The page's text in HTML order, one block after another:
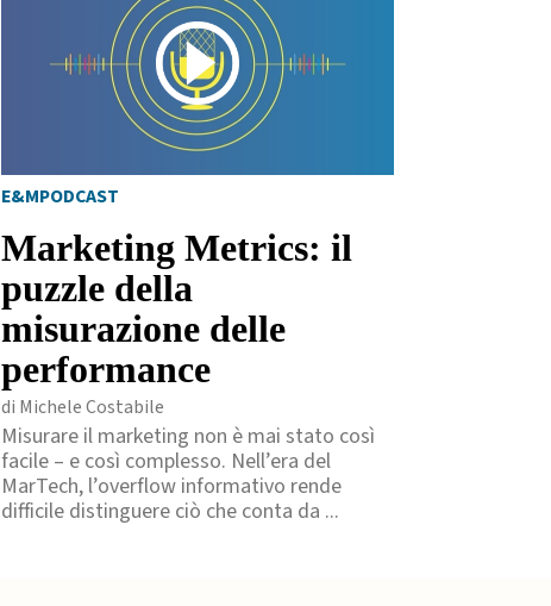
E&MPODCAST
Marketing Metrics: il
puzzle della
misurazione delle
performance
di Michele Costabile
Misurare il marketing non è mai stato così
facile – e così complesso. Nell’era del
MarTech, l’overflow informativo rende
difficile distinguere ciò che conta da ...